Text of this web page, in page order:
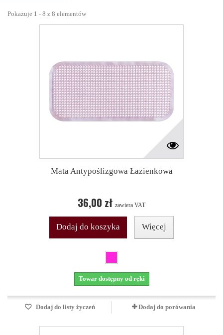
Pokazuje 1 - 8 z 8 elementów
Mata Antypoślizgowa Łazienkowa
36,00 zł zawiera VAT
Dodaj do koszyka Więcej
Towar dostępny od ręki
Dodaj do listy życzeń Dodaj do porówania